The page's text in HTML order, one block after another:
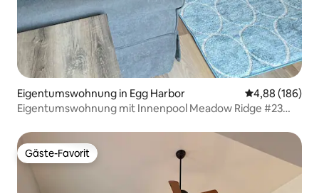
Eigentumswohnung in Egg Harbor
4,88 (186)
Eigentumswohnung mit Innenpool Meadow Ridge #23
Gäste-Favorit
Gäste-Favorit